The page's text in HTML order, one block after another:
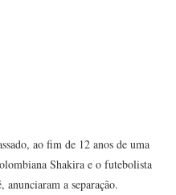
ao fim de 12 anos de uma
Shakira e o futebolista
a separação.